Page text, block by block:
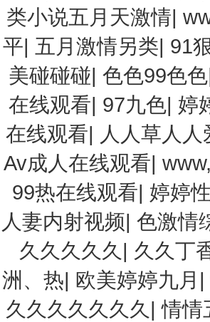
类小说五月天激情|
平| 五月激情另类| 91
美碰碰碰| 色色99色色
在线观看| 97九色| 婷
在线观看| 人人草人
Av成人在线观看|
99热在线观看| 婷婷
人妻内射视频| 色激情
久久久久久 | 久久丁
洲、热| 欧美婷婷九月 |
久久久久久久久 |情情